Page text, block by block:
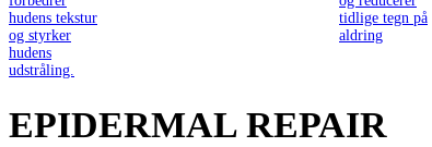
EPIDERMAL REPAIR